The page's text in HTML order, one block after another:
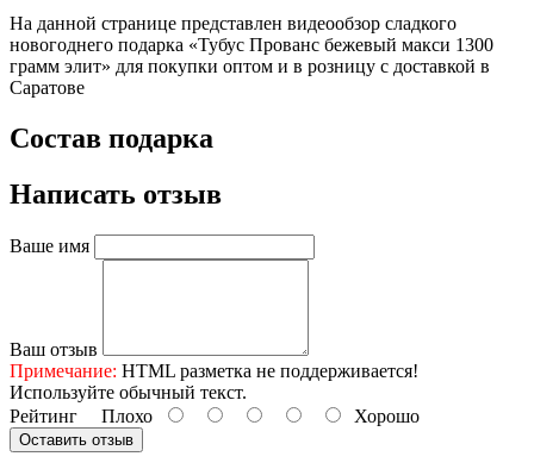
На данной странице представлен видеообзор сладкого
новогоднего подарка «Тубус Прованс бежевый макси 1300
грамм элит» для покупки оптом и в розницу с доставкой в
Саратове
Состав подарка
Написать отзыв
Ваше имя
Ваш отзыв
Примечание: HTML разметка не поддерживается!
Используйте обычный текст.
Рейтинг Плохо Хорошо
Оставить отзыв